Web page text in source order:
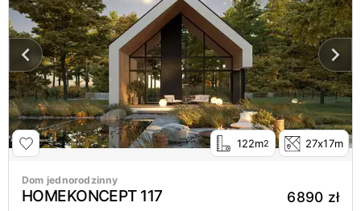
122m2 27x17m
Dom jednorodzinny
HOMEKONCEPT 117 6890 zł